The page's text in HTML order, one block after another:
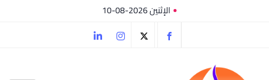
الإثنين 2026-08-10